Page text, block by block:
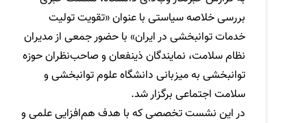
بررسی خلاصه سیاستی با عنوان «تقویت تولیت
خدمات توانبخشی در ایران» با حضور جمعی از مدیران
نظام سلامت، نمایندگان ذینفعان و صاحب‌نظران حوزه
توانبخشی به میزبانی دانشگاه علوم توانبخشی و
سلامت اجتماعی برگزار شد.
در این نشست تخصصی که با هدف هم‌افزایی علمی و